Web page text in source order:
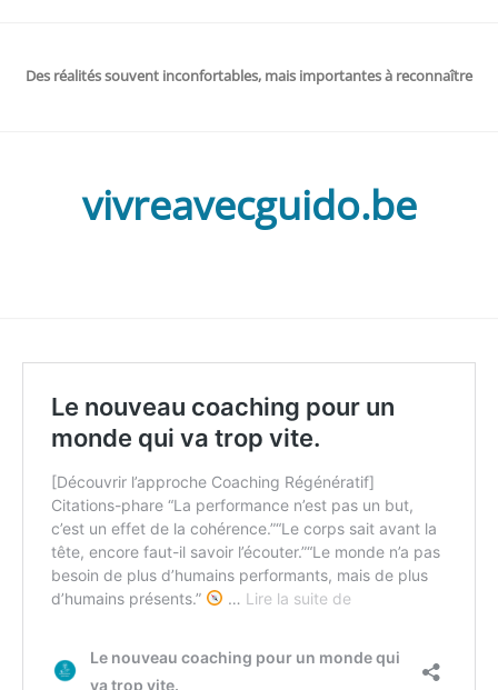
Des réalités souvent inconfortables, mais importantes à reconnaître
vivreavecguido.be